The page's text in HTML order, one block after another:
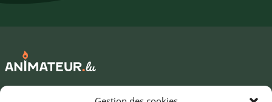
Mentions légales